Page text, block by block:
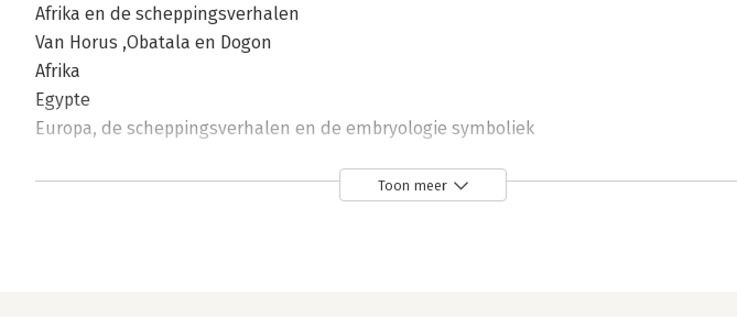
Afrika en de scheppingsverhalen
Van Horus ,Obatala en Dogon
Afrika
Egypte
Europa, de scheppingsverhalen en de embryologie symboliek
Embryologie in Wetenschappelijke ContextenToon meer